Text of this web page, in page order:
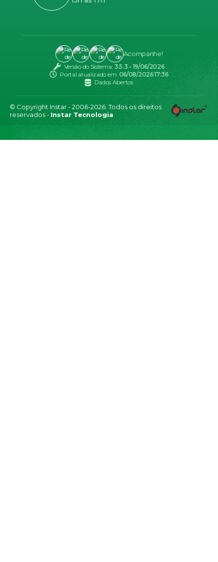
Versão do Sistema: 3.5.3 - 19/06/2026
Portal atualizado em: 06/08/2026 17:36
Dados Abertos
Acompanhe!
© Copyright Instar - 2006-2026. Todos os direitos
reservados - Instar Tecnologia